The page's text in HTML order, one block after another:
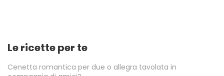
Le ricette per te
Cenetta romantica per due o allegra tavolata in